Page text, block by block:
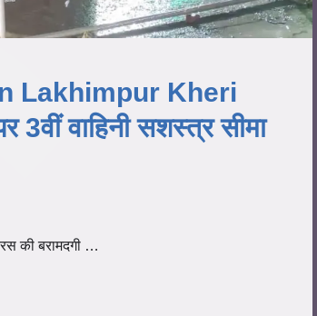
Lakhimpur Kheri
वाहिनी सशस्त्र सीमा
की बरामदगी …